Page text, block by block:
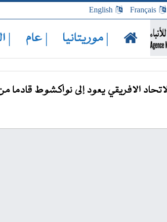
Français
English
| موريتانيا | عام |
الافريقي يعود إلى نواكشوط قادما